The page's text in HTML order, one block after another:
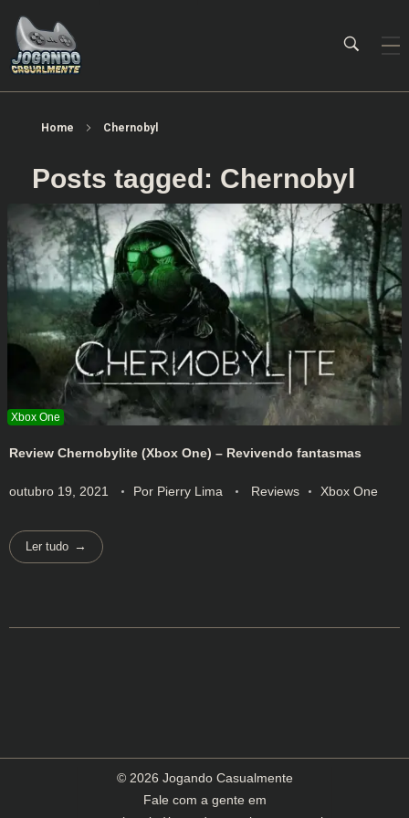
Home Chernobyl
Posts tagged: Chernobyl
Review Chernobylite (Xbox One) – Revivendo fantasmas
outubro 19, 2021 Por Pierry Lima Reviews Xbox One
Ler tudo
© 2026 Jogando Casualmente
Fale com a gente em